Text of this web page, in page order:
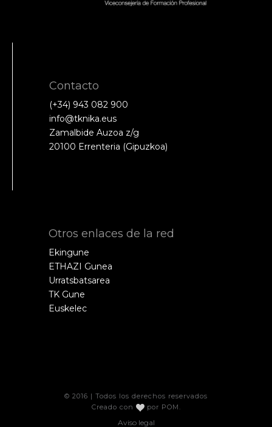
Contacto
(+34) 943 082 900
info@tknika.eus
Zamalbide Auzoa z/g
20100 Errenteria (Gipuzkoa)
Otros enlaces de la red
Ekingune
ETHAZI Gunea
Urratsbatsarea
TK Gune
Euskelec
© 2016 | Todos los derechos reservados
Creado con
por POM
Aviso legal